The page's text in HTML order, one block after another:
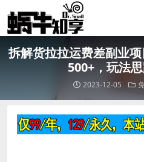
拆解货拉拉运费差副业
500+，玩法
2023-12-05